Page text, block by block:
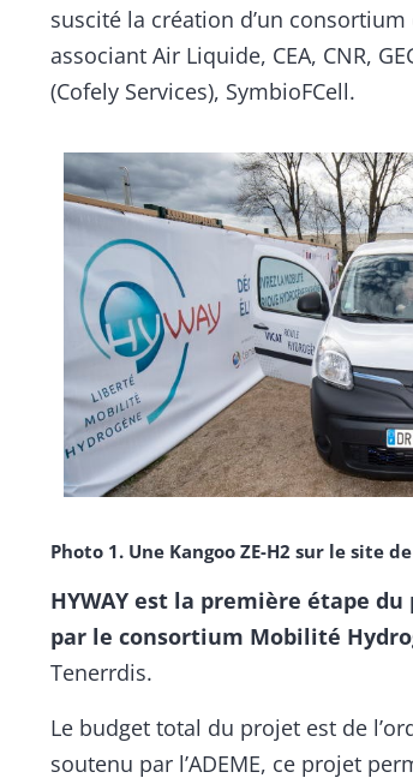
suscité la création d’un
associant Air Liquide, CEA, CNR,
(Cofely Services), SymbioFCell.
Photo 1. Une Kangoo ZE-H2 sur le site
HYWAY est la première étape
par le consortium Mobilité
Tenerrdis.
Le budget total du projet est de
soutenu par l’ADEME, ce projet